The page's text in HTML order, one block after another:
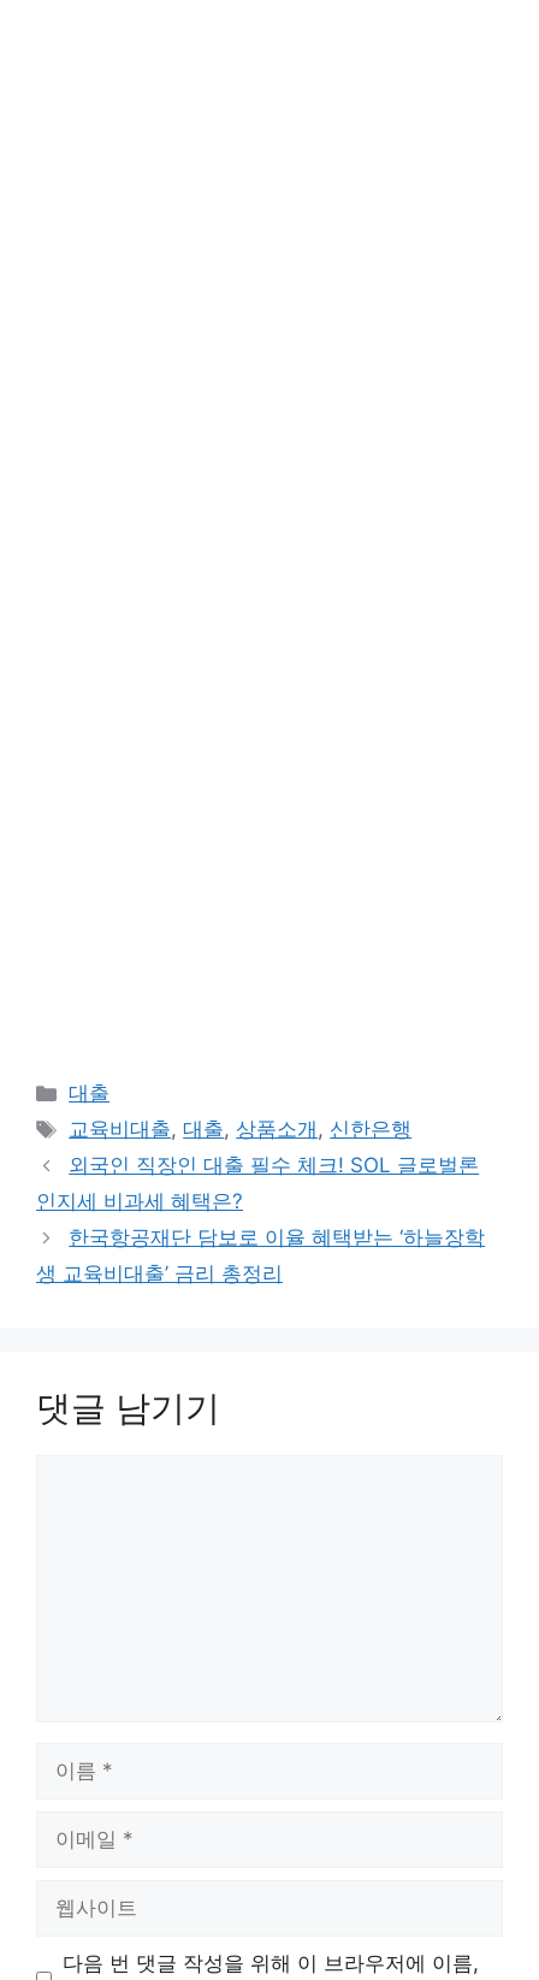
카
테
리
대출
태
그
교육비대출,대출, 상품소개 , 신한은행
외국인 직장인 대출 필수 체크! SOL 글로벌론
인지세 비과세 혜택은?
한국항공재단 담보로 이율 혜택받는 ‘하늘장학
생 교육비대출’ 금리 총정리
댓글 남기기
다음 번 댓글 작성을 위해 이 브라우저에 이름,